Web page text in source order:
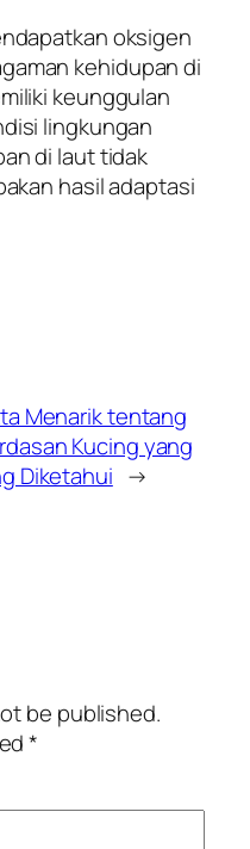
oksigen
kehidupan di
keunggulan
lingkungan
di laut tidak
hasil adaptasi
Menarik tentang
Kucing yang
Diketahui →
be published.
*